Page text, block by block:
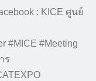
: KICE ศูนย์
#MICE #Meeting
ร